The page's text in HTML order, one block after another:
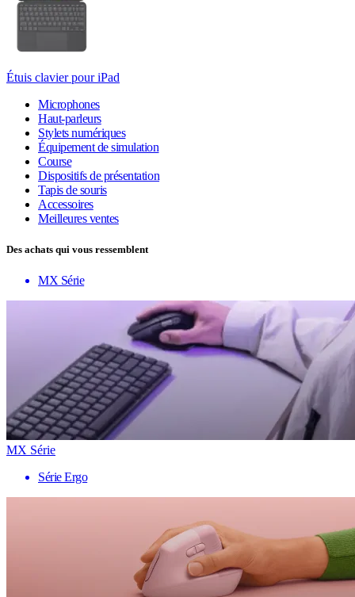
Étuis clavier pour iPad
Microphones
Haut-parleurs
Stylets numériques
Équipement de simulation
Course
Dispositifs de présentation
Tapis de souris
Accessoires
Meilleures ventes
Des achats qui vous ressemblent
MX Série
MX Série
Série Ergo